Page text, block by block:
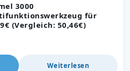
3000
für
(Vergleich: 50,46€)
Weiterlesen